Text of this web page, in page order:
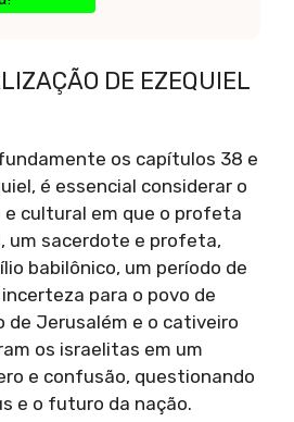
DE EZEQUIEL
os capítulos 38 e
é essencial considerar o
cultural em que o profeta
um sacerdote e profeta,
babilônico, um período de
para o povo de
de Jerusalém e o cativeiro
os israelitas em um
e confusão, questionando
e o futuro da nação.